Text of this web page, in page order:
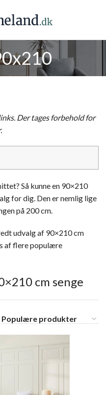
Der tages forbehold for
Så kunne en 90×210
for dig. Den er nemlig lige
på 200 cm.
udvalg af 90×210 cm
af flere populære
cm senge